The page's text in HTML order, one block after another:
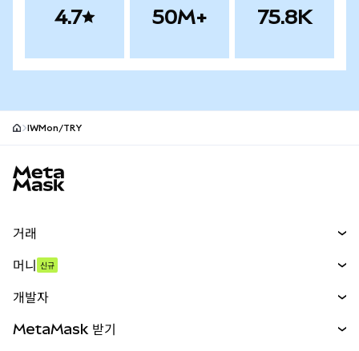
4.7 50M+ 75.8K
IWMon/TRY
거래
무기한 선물
실물자산
머니 신규
개발자
MetaMask 받기